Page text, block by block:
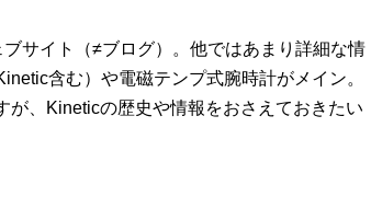
サイト（≠ブログ）。他ではあまり詳細な情
含む）や電磁テンプ式腕時計がメイン。
が、Kineticの歴史や情報をおさえておきたい